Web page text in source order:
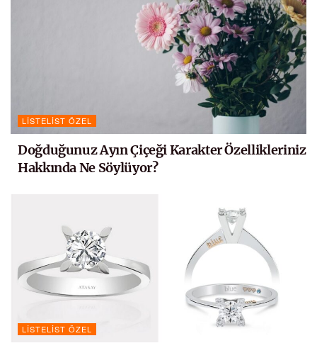
LISTELIST ÖZEL
Doğduğunuz Ayın Çiçeği Karakter Özellikleriniz
Hakkında Ne Söylüyor?
LISTELIST ÖZEL